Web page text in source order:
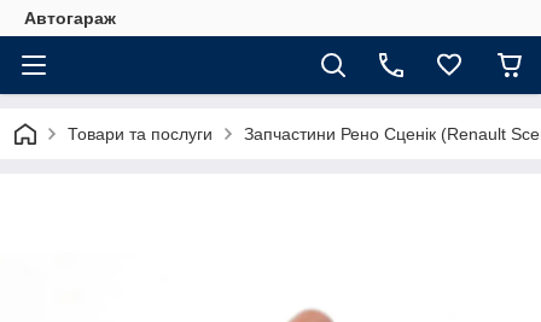
Автогараж
Товари та послуги Запчастини Рено Сценік (Renault